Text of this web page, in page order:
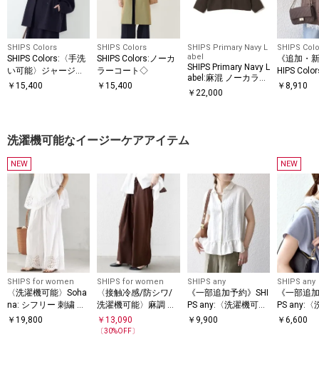
SHIPS Colors
SHIPS Colors:〈手洗
い可能〉ジャージー
メルトン ノーカラー
￥ 15,400
SHIPS Colors
SHIPS Colors:ノーカ
ラーコート◇
￥15,400
SHIPS Primary Navy L
abel
SHIPS Primary Navy L
abel:麻混 ノーカラー
ジャケット（セット
￥ 22,000
SHIPS
《追加・
HIPS
可能〉デ
￥8,910
洗濯機可能なイージーケアアイテム
NEW
SHIPS for women
〈洗濯機可能〉Soha
na: シフリー 刺繍 レ
ース ワイド パンツ
￥ 19,800
SHIPS for women
〈接触冷感/防シワ/
洗濯機可能〉麻調 ウ
エスト リボン インタ
ック イージー パンツ
￥13,090
〔30%OFF〕
SHIPS any
《一部追加予約》SHI
PS any:〈洗濯機可
能〉カラミ フレンチ
￥ 9,900
NEW
SHIPS any
《一部追
PS any:〈
能〉レー
￥6,600